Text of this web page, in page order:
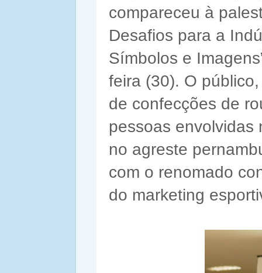
compareceu à
Desafios para a
Símbolos e
feira (30). O
de confecções de
pessoas envolvidas
no agreste
com o renomado
do marketing